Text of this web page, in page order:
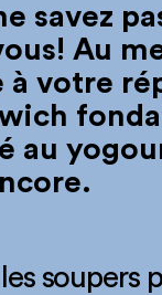
savez
Au
à votre
au
soupers